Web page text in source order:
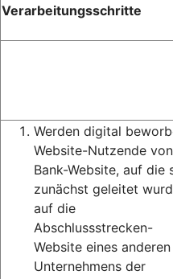
Verarbeitungsschritte
Werden digital
Website-Nutzende
Bank-Website, auf die
zunächst geleitet
auf die
Abschlussstrecken-
Website eines anderen
Unternehmens der